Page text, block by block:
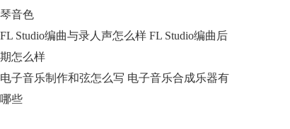
琴音色
FL Studio编曲与录人声怎么样 FL Studio编曲后
期怎么样
电子音乐制作和弦怎么写 电子音乐合成乐器有
哪些